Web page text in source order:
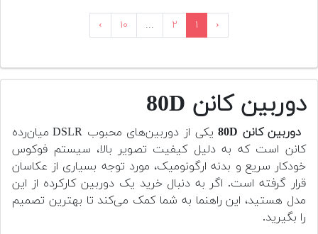
‹ ۱ ۲ ... ۱۰ ›
دوربین کانن 80D
دوربین کانن 80D
یکی از دوربین‌های محبوب DSLR میان‌رده
کانن است که به دلیل کیفیت تصویر بالا، سیستم فوکوس
خودکار سریع و بدنه ارگونومیک، مورد توجه بسیاری از عکاسان
قرار گرفته است. اگر به دنبال خرید یک دوربین کارکرده از این
مدل هستید، این راهنما به شما کمک می‌کند تا بهترین تصمیم
را بگیرید.